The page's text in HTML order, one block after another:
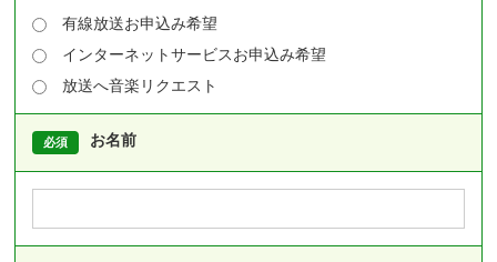
有線放送お申込み希望
インターネットサービスお申込み希望
放送へ音楽リクエスト
お名前